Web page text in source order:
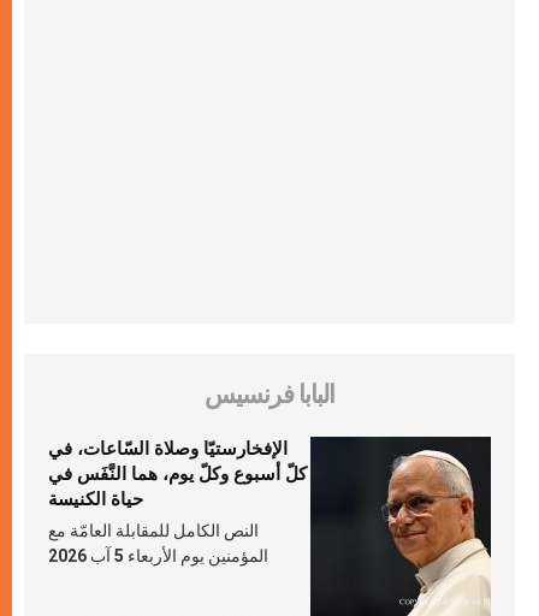
البابا فرنسيس
الإفخارستيّا وصلاة السّاعات، في
كلّ أسبوع وكلّ يوم، هما النَّفَس في
حياة الكنيسة
النص الكامل للمقابلة العامّة مع
المؤمنين يوم الأربعاء 5 آب 2026